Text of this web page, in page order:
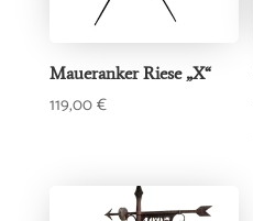
Maueranker Riese „X“
119,00€